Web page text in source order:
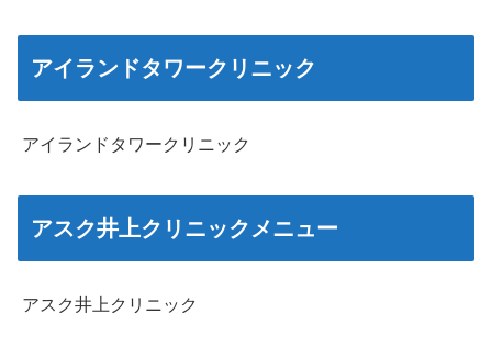
アイランドタワークリニック
アイランドタワークリニック
アスク井上クリニックメニュー
アスク井上クリニック